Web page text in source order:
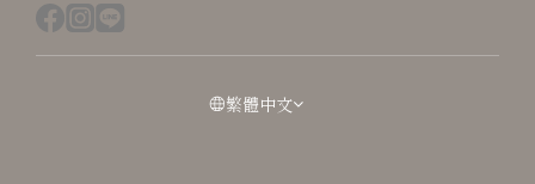
繁體中文